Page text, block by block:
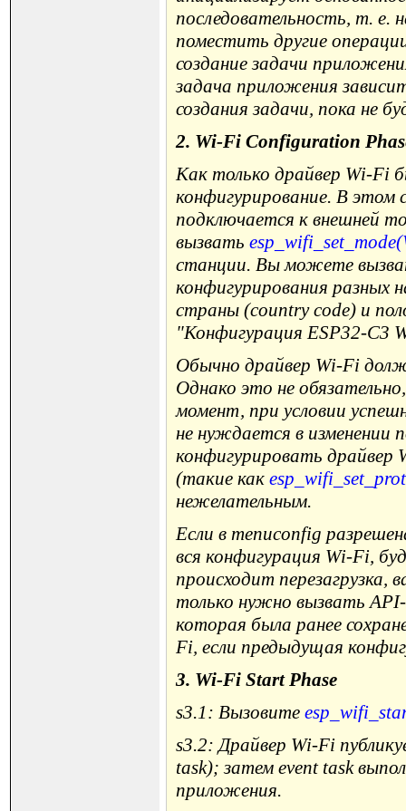
последовательность, т. е.
поместить другие
создание задачи
задача приложения
создания задачи, пока не
2. Wi-Fi Configuration
Как только драйвер Wi-Fi
конфигурирование. В
подключается к внешней
вызвать
станции. Вы можете
конфигурирования разных
страны (country code) и
"Конфигурация ESP32-C3
Обычно драйвер Wi-Fi
Однако это не
момент, при условии
не нуждается в изменении
конфигурировать
(такие как
нежелательным.
Если в menuconfig
вся конфигурация Wi-Fi,
происходит перезагрузка,
только нужно вызвать
которая была ранее
Fi, если предыдущая
3. Wi-Fi Start Phase
s3.1: Вызовите
s3.2: Драйвер Wi-Fi
task); затем event task
приложения.